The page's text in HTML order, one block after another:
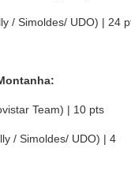
/ Simoldes/ UDO) | 24
Team) | 10 pts
/ Simoldes/ UDO) | 4